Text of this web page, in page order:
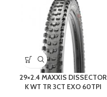
29×2.4 MAXXIS DISSECTOR
K WT TR 3CT EXO 60TPI